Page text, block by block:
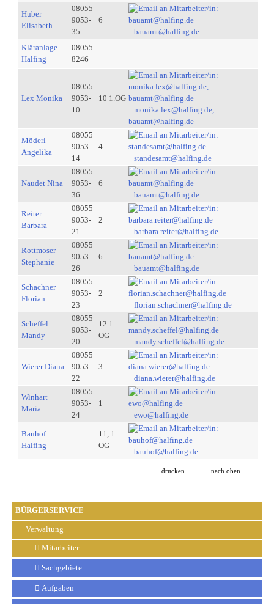
BÜRGERSERVICE
Verwaltung
Mitarbeiter
Sachgebiete
Aufgaben
Huber
Elisabeth
08055
9053-
35
6
bauamt@halfing.de
Kläranlage
Halfing
08055
8246
Lex Monika
08055
9053-
10
10 1.OG
monika.lex@halfing.de,
bauamt@halfing.de
Möderl
Angelika
08055
9053-
14
4
standesamt@halfing.de
Naudet Nina
08055
9053-
36
6
bauamt@halfing.de
Reiter
Barbara
08055
9053-
21
2
barbara.reiter@halfing.de
Rottmoser
Stephanie
08055
9053-
26
6
bauamt@halfing.de
Schachner
Florian
08055
9053-
23
2
florian.schachner@halfing.de
Scheffel
Mandy
08055
9053-
20
12 1.
OG
mandy.scheffel@halfing.de
Wierer Diana
08055
9053-
22
3
diana.wierer@halfing.de
Winhart
Maria
08055
9053-
24
1
ewo@halfing.de
Bauhof
Halfing
11, 1.
OG
bauhof@halfing.de
drucken nach oben